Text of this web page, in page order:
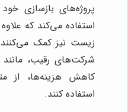
پروژه‌های بازسازی
استفاده می‌کند که
زیست نیز کمک
شرکت‌های رقیب،
کاهش هزینه‌ها، از
استفاده کنند.